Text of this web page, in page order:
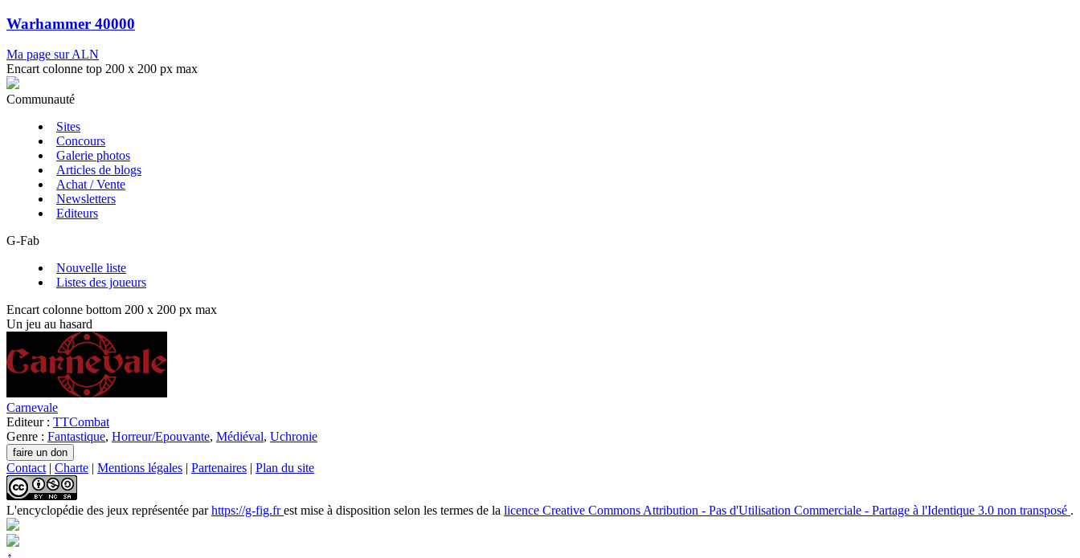
Warhammer 40000
Ma page sur ALN
Encart colonne top 200 x 200 px max
Communauté
Sites
Concours
Galerie photos
Articles de blogs
Achat / Vente
Newsletters
Editeurs
G-Fab
Nouvelle liste
Listes des joueurs
Encart colonne bottom 200 x 200 px max
Un jeu au hasard
Carnevale
Editeur : TTCombat
Genre : Fantastique, Horreur/Epouvante, Médiéval, Uchronie
Contact | Charte | Mentions légales | Partenaires | Plan du site
L'encyclopédie des jeux représentée parhttps://g-fig.frest mise à disposition selon les termes de la licence Creative Commons Attribution - Pas d'Utilisation Commerciale - Partage à l'Identique 3.0 non transposé .